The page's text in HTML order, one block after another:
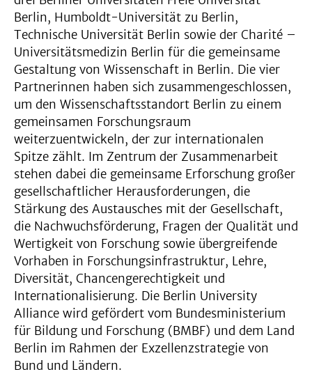
Berlin, Humboldt-Universität zu Berlin,
Technische Universität Berlin sowie der Charité –
Universitätsmedizin Berlin für die gemeinsame
Gestaltung von Wissenschaft in Berlin. Die vier
Partnerinnen haben sich zusammengeschlossen,
um den Wissenschaftsstandort Berlin zu einem
gemeinsamen Forschungsraum
weiterzuentwickeln, der zur internationalen
Spitze zählt. Im Zentrum der Zusammenarbeit
stehen dabei die gemeinsame Erforschung großer
gesellschaftlicher Herausforderungen, die
Stärkung des Austausches mit der Gesellschaft,
die Nachwuchsförderung, Fragen der Qualität und
Wertigkeit von Forschung sowie übergreifende
Vorhaben in Forschungsinfrastruktur, Lehre,
Diversität, Chancengerechtigkeit und
Internationalisierung. Die Berlin University
Alliance wird gefördert vom Bundesministerium
für Bildung und Forschung (BMBF) und dem Land
Berlin im Rahmen der Exzellenzstrategie von
Bund und Ländern.